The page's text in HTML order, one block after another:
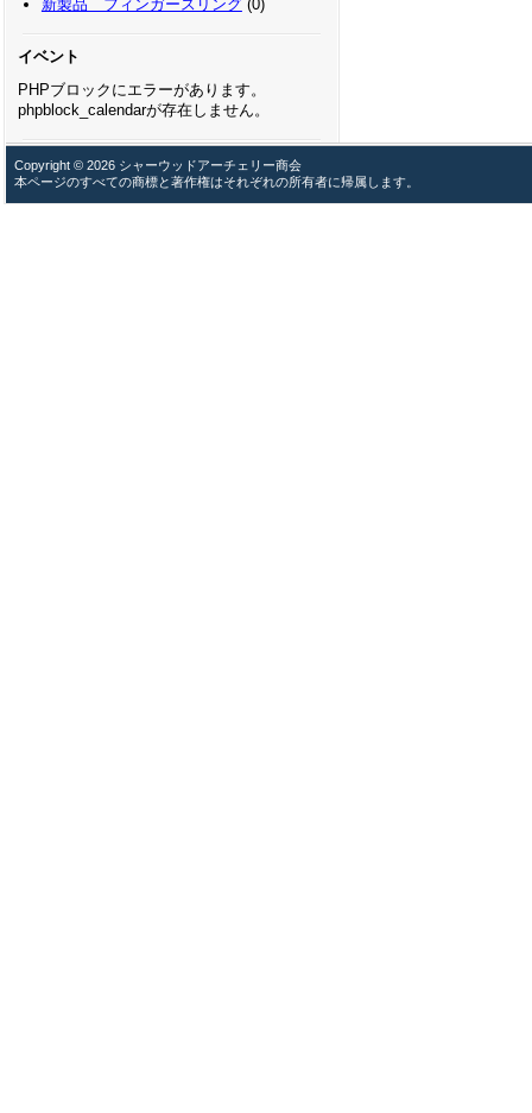
新製品 フィンガースリング (0)
イベント
PHPブロックにエラーがあります。
phpblock_calendarが存在しません。
Copyright © 2026 シャーウッドアーチェリー商会
本ページのすべての商標と著作権はそれぞれの所有者に帰属します。